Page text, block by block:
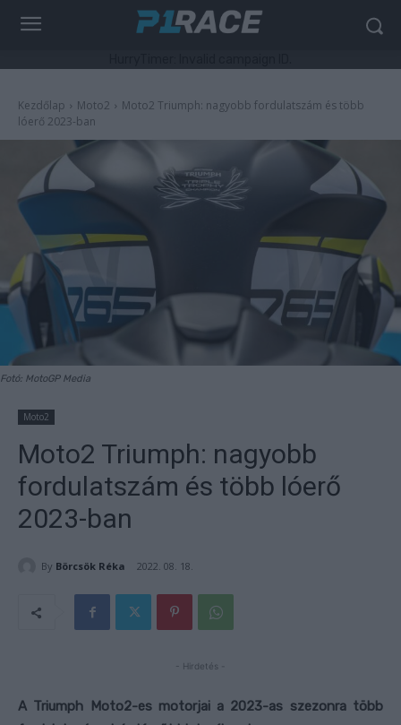
Kezdőlap Moto2
Moto2 Triumph: nagyobb fordulatszám és több
lóerő 2023-ban
Fotó: MotoGP Media
Moto2
Moto2 Triumph: nagyobb
fordulatszám és több lóerő
2023-ban
By Börcsök Réka 2022. 08. 18.
- Hirdetés -
A Triumph Moto2-es motorjai a 2023-as szezonra több